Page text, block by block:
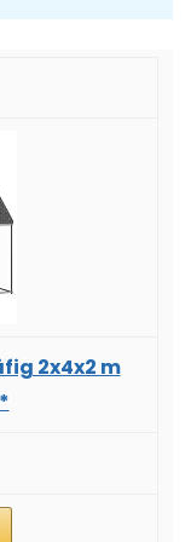
2x4x2 m